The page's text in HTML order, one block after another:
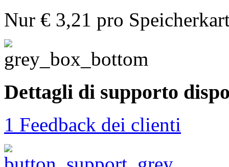
Nur € 3,21 pro
Dettagli di supporto
1 Feedback dei clienti